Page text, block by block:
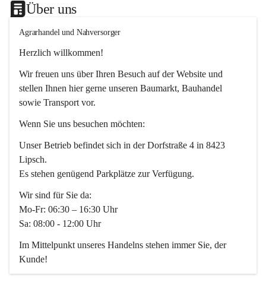
Über uns
Agrarhandel und Nahversorger
Herzlich willkommen!
Wir freuen uns über Ihren Besuch auf der Website und
stellen Ihnen hier gerne unseren Baumarkt, Bauhandel
sowie Transport vor.
Wenn Sie uns besuchen möchten:
Unser Betrieb befindet sich in der Dorfstraße 4 in 8423
Lipsch.
Es stehen genügend Parkplätze zur Verfügung.
Wir sind für Sie da:
Mo-Fr: 06:30 – 16:30 Uhr
Sa: 08:00 - 12:00 Uhr
Im Mittelpunkt unseres Handelns stehen immer Sie, der
Kunde!
Das Team ist freundlich, motiviert und bestens geschult in